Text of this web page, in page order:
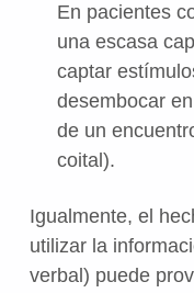
En pacientes
una escasa
captar
desembocar
de un
coital).
Igualmente, el
utilizar la
verbal) puede